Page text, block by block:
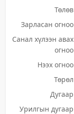
Төлөв
Зарласан огноо
Санал хүлээн авах
огноо
Нээх огноо
Төрөл
Дугаар
Урилгын дугаар